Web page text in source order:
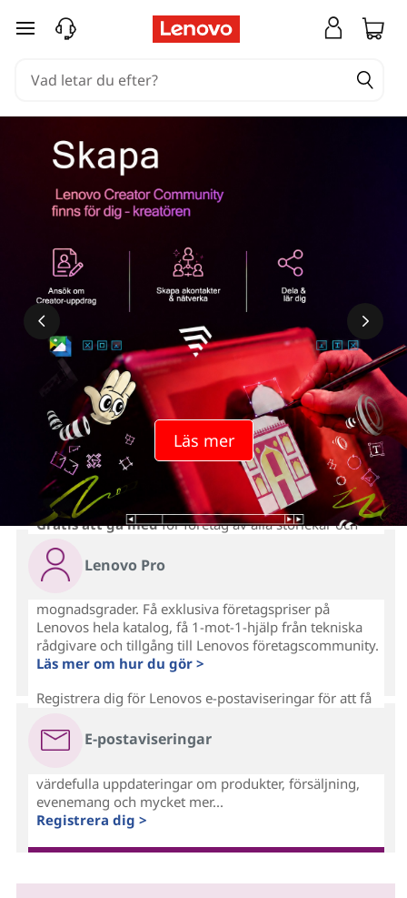
hoppa vidare till huvudinnehållet
Läs mer
Lenovo Pro
Gratis att gå medför företag av alla storlekar och
mognadsgrader. Få exklusiva företagspriser på
Lenovos hela katalog, få 1-mot-1-hjälp från tekniska
rådgivare och tillgång till Lenovos företagscommunity.
Läs mer om hur du gör >
E-postaviseringar
Registrera dig för Lenovos e-postaviseringar för att få
värdefulla uppdateringar om produkter, försäljning,
evenemang och mycket mer...
Registrera dig >